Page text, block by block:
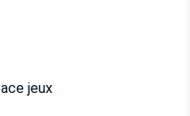
jeux